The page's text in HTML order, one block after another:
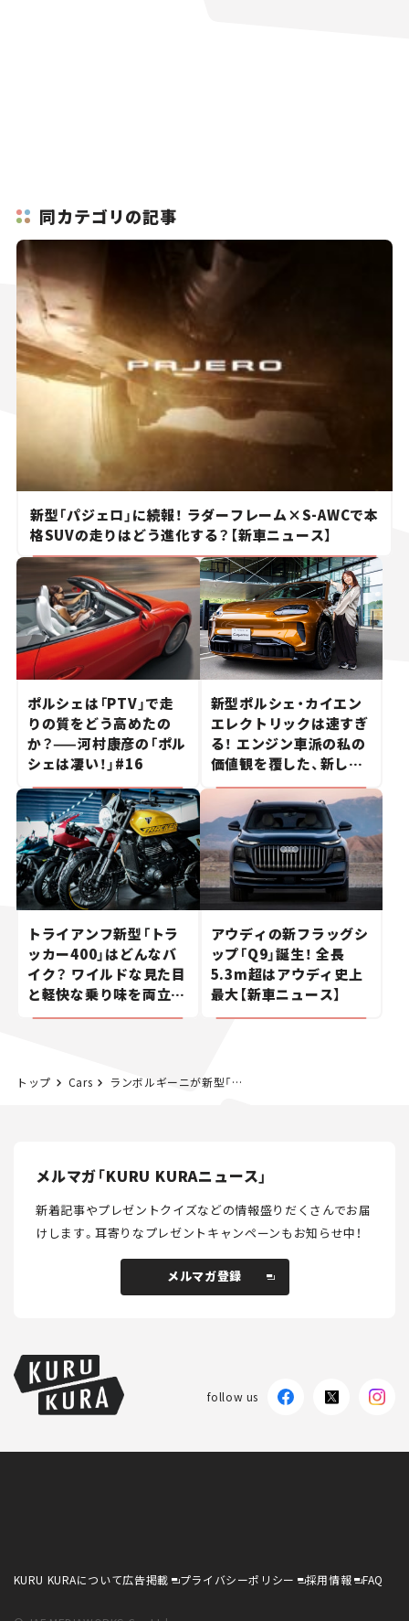
同カテゴリの記事
新型「パジェロ」に続報！ ラダーフレーム×S-AWCで本
格SUVの走りはどう進化する？【新車ニュース】
ポルシェは「PTV」で走
りの質をどう高めたの
か？——河村康彦の「ポル
シェは凄い！」#16
新型ポルシェ・カイエン
エレクトリックは速すぎ
る！ エンジン車派の私の
価値観を覆した、新しい
ポルシェの走り。
トライアンフ新型「トラ
ッカー400」はどんなバ
イク？ ワイルドな見た目
と軽快な乗り味を両立し
た400ccフラットトラッ
アウディの新フラッグシ
ップ「Q9」誕生！ 全長
5.3m超はアウディ史上
最大【新車ニュース】
トップ Cars ランボルギーニが新型「カウンタック LPI 800-4」を日本初公開。伝説のスーパーカーが現代に蘇る！
メルマガ「KURU KURAニュース」
新着記事やプレゼントクイズなどの情報盛りだくさんでお届
けします。耳寄りなプレゼントキャンペーンもお知らせ中！
メルマガ登録
follow us
KURU KURAについて広告掲載 プライバシーポリシー 採用情報 FAQ